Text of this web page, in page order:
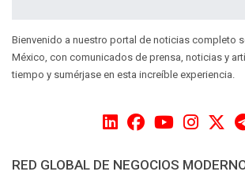
Bienvenido a nuestro portal de noticias completo
México, con comunicados de prensa, noticias y
tiempo y sumérjase en esta increíble experiencia.
RED GLOBAL DE NEGOCIOS